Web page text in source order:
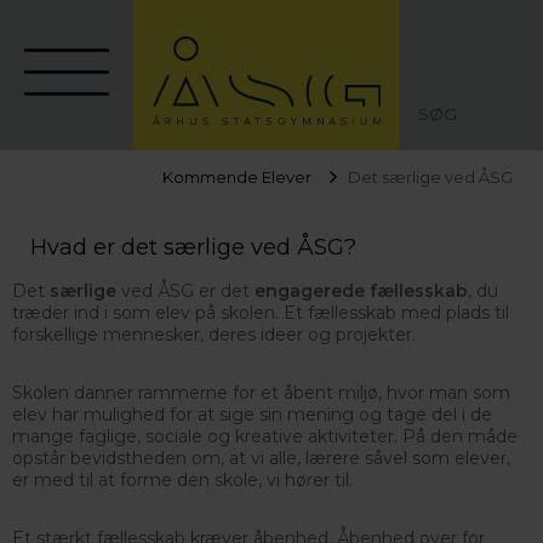
SØG
Kommende Elever Det særlige ved ÅSG
Hvad er det særlige ved ÅSG?
Det særlige ved ÅSG er det engagerede fællesskab, du
træder ind i som elev på skolen. Et fællesskab med plads til
forskellige mennesker, deres ideer og projekter.
Skolen danner rammerne for et åbent miljø, hvor man som
elev har mulighed for at sige sin mening og tage del i de
mange faglige, sociale og kreative aktiviteter. På den måde
opstår bevidstheden om, at vi alle, lærere såvel som elever,
er med til at forme den skole, vi hører til.
Et stærkt fællesskab kræver åbenhed. Åbenhed over for